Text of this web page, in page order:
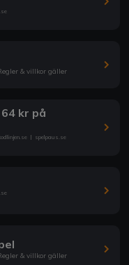
& villkor gäller
kr på
| spelpaus.se
& villkor gäller